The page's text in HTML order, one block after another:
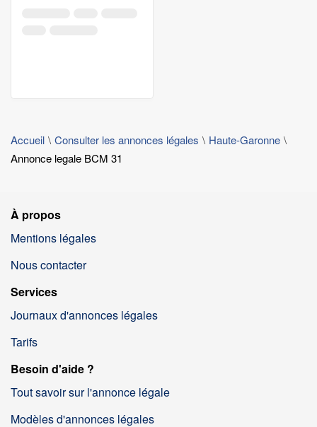
Accueil Consulter les annonces légales
Haute-Garonne
Annonce legale BCM 31
À propos
Mentions légales
Nous contacter
Services
Journaux d'annonces légales
Tarifs
Besoin d'aide ?
Tout savoir sur l'annonce légale
Modèles d'annonces légales